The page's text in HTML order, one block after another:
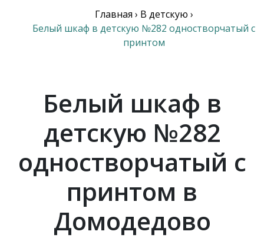
Главная › В детскую ›
Белый шкаф в детскую №282 одностворчатый с
принтом
Белый шкаф в
детскую №282
одностворчатый с
принтом в
Домодедово